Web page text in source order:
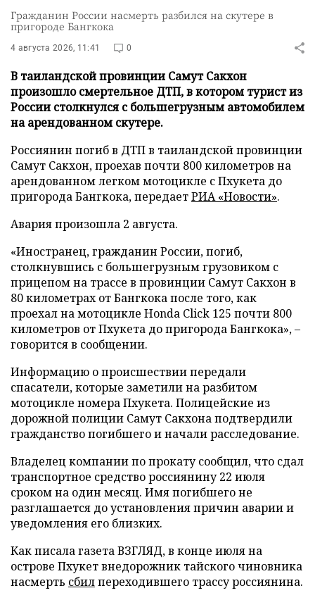
Гражданин России насмерть разбился на скутере в
пригороде Бангкока
4 августа 2026, 11:41 0
В таиландской провинции Самут Сакхон
произошло смертельное ДТП, в котором турист из
России столкнулся с большегрузным автомобилем
на арендованном скутере.
Россиянин погиб в ДТП в таиландской провинции
Самут Сакхон, проехав почти 800 километров на
арендованном легком мотоцикле с Пхукета до
пригорода Бангкока, передаетРИА «Новости».
Авария произошла 2 августа.
«Иностранец, гражданин России, погиб,
столкнувшись с большегрузным грузовиком с
прицепом на трассе в провинции Самут Сакхон в
80 километрах от Бангкока после того, как
проехал на мотоцикле Honda Click 125 почти 800
километров от Пхукета до пригорода Бангкока», –
говорится в сообщении.
Информацию о происшествии передали
спасатели, которые заметили на разбитом
мотоцикле номера Пхукета. Полицейские из
дорожной полиции Самут Сакхона подтвердили
гражданство погибшего и начали расследование.
Владелец компании по прокату сообщил, что сдал
транспортное средство россиянину 22 июля
сроком на один месяц. Имя погибшего не
разглашается до установления причин аварии и
уведомления его близких.
Как писала газета ВЗГЛЯД, в конце июля на
острове Пхукет внедорожник тайского чиновника
насмерть сбилпереходившего трассу россиянина.